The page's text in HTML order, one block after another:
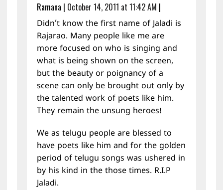
Ramana | October 14, 2011 at 11:42 AM |
Didn’t know the first name of Jaladi is
Rajarao. Many people like me are
more focused on who is singing and
what is being shown on the screen,
but the beauty or poignancy of a
scene can only be brought out only by
the talented work of poets like him.
They remain the unsung heroes!
We as telugu people are blessed to
have poets like him and for the golden
period of telugu songs was ushered in
by his kind in the those times. R.I.P
Jaladi.